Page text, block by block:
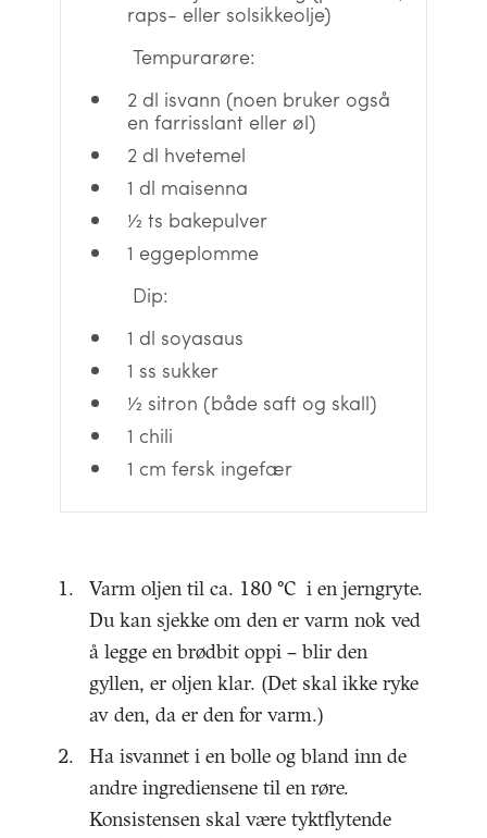
raps- eller solsikkeolje)
Tempurarøre:
2 dl isvann (noen bruker også
en farrisslant eller øl)
2 dl hvetemel
1 dl maisenna
½ ts bakepulver
1 eggeplomme
Dip:
1 dl soyasaus
1 ss sukker
½ sitron (både saft og skall)
1 chili
1 cm fersk ingefær
Varm oljen til ca. 180 °C i en jerngryte.
Du kan sjekke om den er varm nok ved
å legge en brødbit oppi – blir den
gyllen, er oljen klar. (Det skal ikke ryke
av den, da er den for varm.)
Ha isvannet i en bolle og bland inn de
andre ingrediensene til en røre.
Konsistensen skal være tyktflytende